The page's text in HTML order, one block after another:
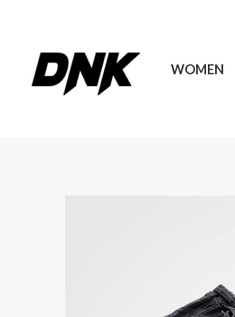
content
WOMEN